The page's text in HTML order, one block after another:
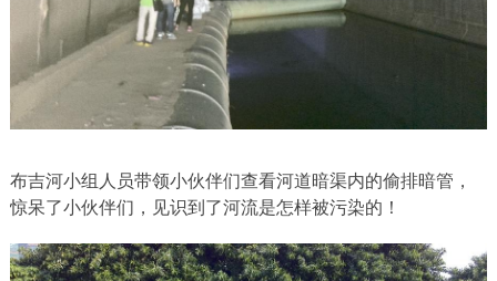
布吉河小组人员带领小伙伴们查看河道暗渠内的偷排暗管，
惊呆了小伙伴们，见识到了河流是怎样被污染的！